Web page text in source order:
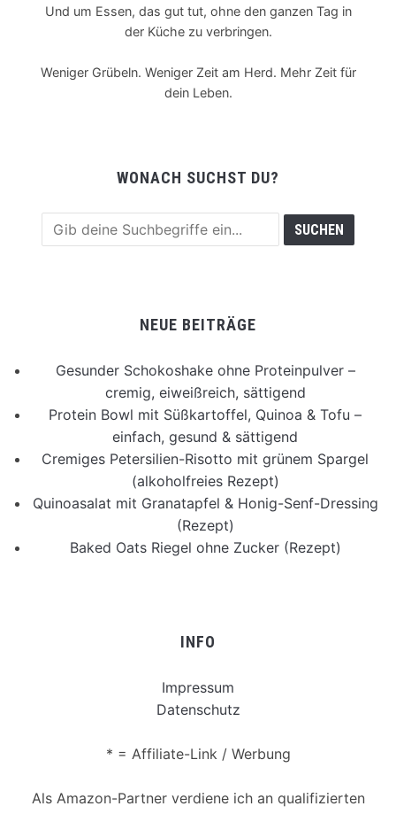
Und um Essen, das gut tut, ohne den ganzen Tag in
der Küche zu verbringen.
Weniger Grübeln. Weniger Zeit am Herd. Mehr Zeit für
dein Leben.
WONACH SUCHST DU?
NEUE BEITRÄGE
Gesunder Schokoshake ohne Proteinpulver –
cremig, eiweißreich, sättigend
Protein Bowl mit Süßkartoffel, Quinoa & Tofu –
einfach, gesund & sättigend
Cremiges Petersilien-Risotto mit grünem Spargel
(alkoholfreies Rezept)
Quinoasalat mit Granatapfel & Honig-Senf-Dressing
(Rezept)
Baked Oats Riegel ohne Zucker (Rezept)
INFO
Impressum
Datenschutz
* = Affiliate-Link / Werbung
Als Amazon-Partner verdiene ich an qualifizierten